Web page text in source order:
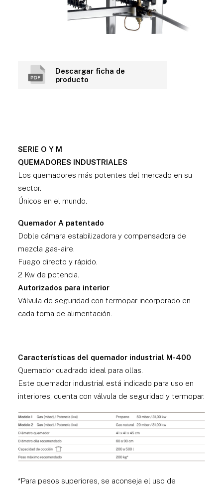
Descargar ficha de
producto
SERIE O Y M
QUEMADORES INDUSTRIALES
Los quemadores más potentes del mercado en su
sector.
Únicos en el mundo.
Quemador A patentado
Doble cámara estabilizadora y compensadora de
mezcla gas-aire.
Fuego directo y rápido.
2 Kw de potencia.
Autorizados para interior
Válvula de seguridad con termopar incorporado en
cada toma de alimentación.
Características del quemador industrial M-400
Quemador cuadrado ideal para ollas.
Este quemador industrial está indicado para uso en
interiores, cuenta con válvula de seguridad y termopar.
*Para pesos superiores, se aconseja el uso de